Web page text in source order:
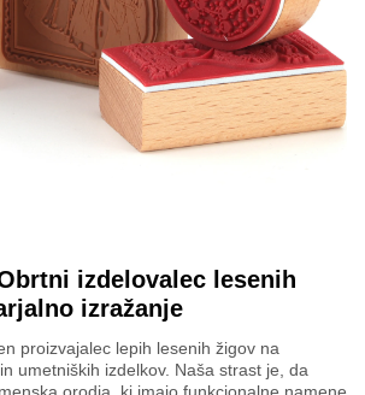
izdelovalec lesenih
izražanje
proizvajalec lepih lesenih žigov na
umetniških izdelkov. Naša strast je, da